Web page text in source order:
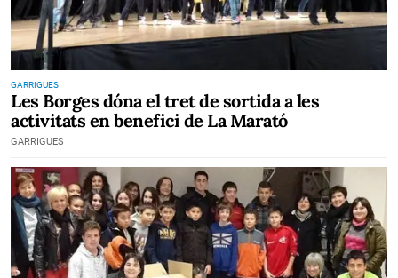
GARRIGUES
Les Borges dóna el tret de sortida a les
activitats en benefici de La Marató
GARRIGUES